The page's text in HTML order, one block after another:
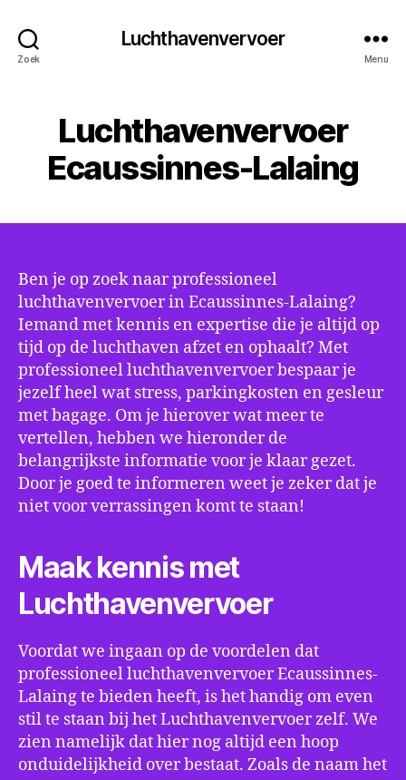
Zoek
Luchthavenvervoer
Menu
Luchthavenvervoer
Ecaussinnes-Lalaing
Ben je op zoek naar professioneel
luchthavenvervoer in Ecaussinnes-Lalaing?
Iemand met kennis en expertise die je altijd op
tijd op de luchthaven afzet en ophaalt? Met
professioneel luchthavenvervoer bespaar je
jezelf heel wat stress, parkingkosten en gesleur
met bagage. Om je hierover wat meer te
vertellen, hebben we hieronder de
belangrijkste informatie voor je klaar gezet.
Door je goed te informeren weet je zeker dat je
niet voor verrassingen komt te staan!
Maak kennis met
Luchthavenvervoer
Voordat we ingaan op de voordelen dat
professioneel luchthavenvervoer Ecaussinnes-
Lalaing te bieden heeft, is het handig om even
stil te staan bij het Luchthavenvervoer zelf. We
zien namelijk dat hier nog altijd een hoop
onduidelijkheid over bestaat. Zoals de naam het